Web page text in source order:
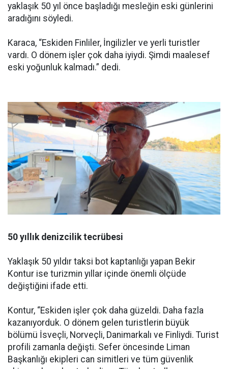
yaklaşık 50 yıl önce başladığı mesleğin eski günlerini
aradığını söyledi.
Karaca, “Eskiden Finliler, İngilizler ve yerli turistler
vardı. O dönem işler çok daha iyiydi. Şimdi maalesef
eski yoğunluk kalmadı.” dedi.
50 yıllık denizcilik tecrübesi
Yaklaşık 50 yıldır taksi bot kaptanlığı yapan Bekir
Kontur ise turizmin yıllar içinde önemli ölçüde
değiştiğini ifade etti.
Kontur, “Eskiden işler çok daha güzeldi. Daha fazla
kazanıyorduk. O dönem gelen turistlerin büyük
bölümü İsveçli, Norveçli, Danimarkalı ve Finliydi. Turist
profili zamanla değişti. Sefer öncesinde Liman
Başkanlığı ekipleri can simitleri ve tüm güvenlik